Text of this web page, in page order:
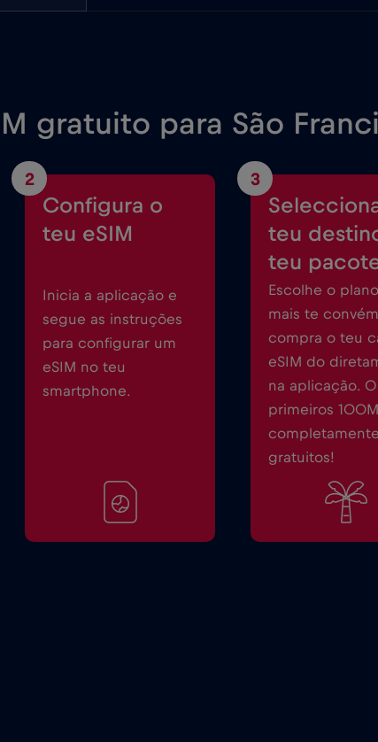
gratuito para São
2
Configura o
teu eSIM
Inicia a aplicação e
segue as instruções
para configurar um
eSIM no teu
smartphone.
3
teu
teu
Escolhe o
mais te
compra o teu
eSIM do
na aplicação.
primeiros
completamente
gratuitos!